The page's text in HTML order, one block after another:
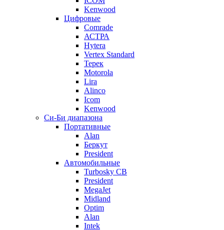
Kenwood
Цифровые
Comrade
АСТРА
Hytera
Vertex Standard
Терек
Motorola
Lira
Alinco
Icom
Kenwood
Си-Би диапазона
Портативные
Alan
Беркут
President
Автомобильные
Turbosky CB
President
MegaJet
Midland
Optim
Alan
Intek